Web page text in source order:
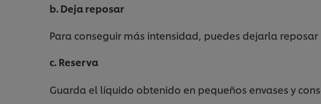
b. Deja reposar
Para conseguir más intensidad, puedes dejarla
c. Reserva
Guarda el líquido obtenido en pequeños envases y